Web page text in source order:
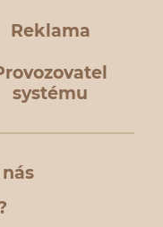
Reklama
systému